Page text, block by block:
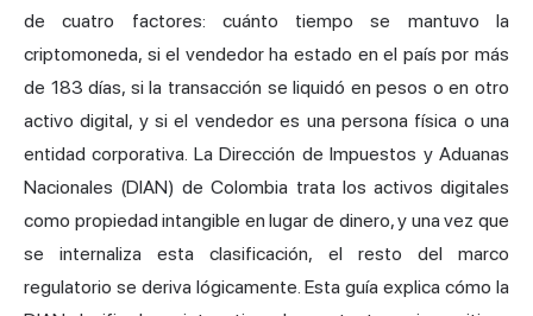
de cuatro factores: cuánto tiempo se mantuvo la
criptomoneda, si el vendedor ha estado en el país por más
de 183 días, si la transacción se liquidó en pesos o en otro
activo digital, y si el vendedor es una persona física o una
entidad corporativa. La Dirección de Impuestos y Aduanas
Nacionales (DIAN) de Colombia trata los activos digitales
como propiedad intangible en lugar de dinero, y una vez que
se internaliza esta clasificación, el resto del marco
regulatorio se deriva lógicamente. Esta guía explica cómo la